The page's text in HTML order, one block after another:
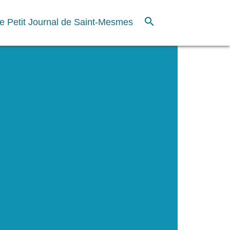
Petit Journal de Saint-Mesmes search